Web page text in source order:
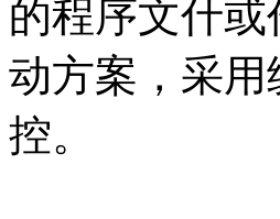
的程序文什
动方案，采
控。